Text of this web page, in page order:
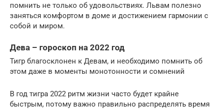
помнить не только об удовольствиях. Львам полезно
заняться комфортом в доме и достижением гармонии с
собой и миром.
Дева – гороскоп на 2022 год
Тигр благосклонен к Девам, и необходимо помнить об
этом даже в моменты монотонности и сомнений
В год тигра 2022 ритм жизни часто будет крайне
быстрым, потому важно правильно распределять время